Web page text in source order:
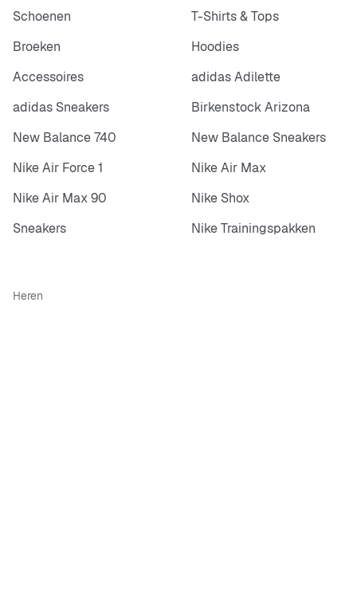
Schoenen
T-Shirts & Tops
Broeken
Hoodies
Accessoires
adidas Adilette
adidas Sneakers
Birkenstock Arizona
New Balance 740
New Balance Sneakers
Nike Air Force 1
Nike Air Max
Nike Air Max 90
Nike Shox
Sneakers
Nike Trainingspakken
Heren